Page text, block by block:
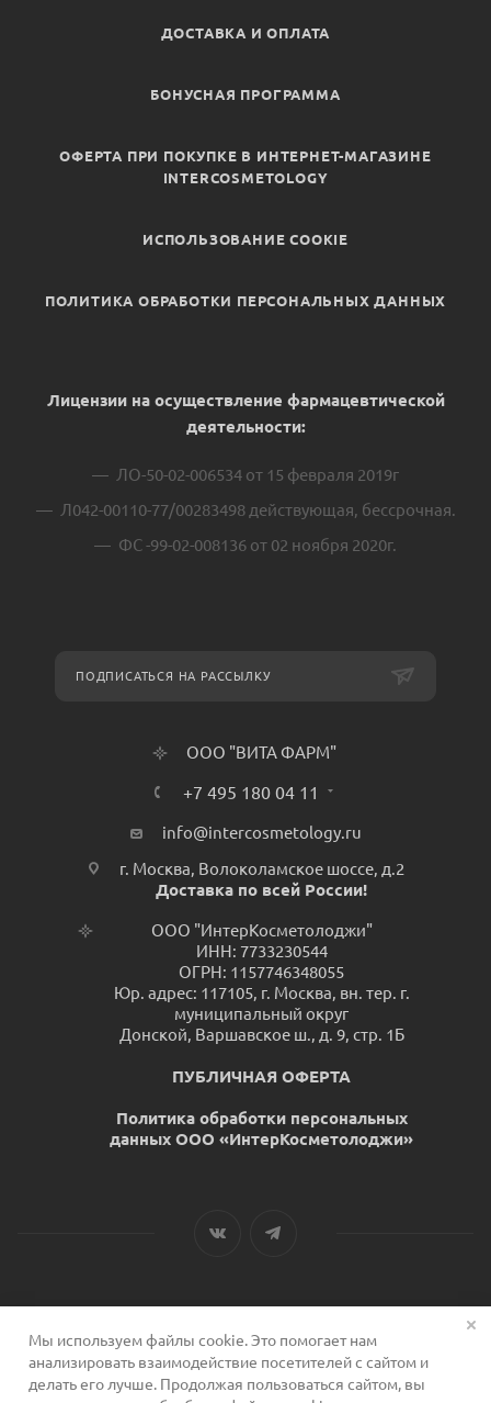
ДОСТАВКА И ОПЛАТА
БОНУСНАЯ ПРОГРАММА
ОФЕРТА ПРИ ПОКУПКЕ В ИНТЕРНЕТ-МАГАЗИНЕ
INTERCOSMETOLOGY
ИСПОЛЬЗОВАНИЕ COOKIE
ПОЛИТИКА ОБРАБОТКИ ПЕРСОНАЛЬНЫХ ДАННЫХ
Лицензии на осуществление фармацевтической
деятельности:
ЛО-50-02-006534 от 15 февраля 2019г
Л042-00110-77/00283498 действующая, бессрочная.
ФС -99-02-008136 от 02 ноября 2020г.
ПОДПИСАТЬСЯ НА РАССЫЛКУ
ООО "ВИТА ФАРМ"
+7 495 180 04 11
info@intercosmetology.ru
г. Москва, Волоколамское шоссе, д.2
Доставка по всей России!
ООО "ИнтерКосметолоджи"
ИНН: 7733230544
ОГРН: 1157746348055
Юр. адрес: 117105, г. Москва, вн. тер. г.
муниципальный округ
Донской, Варшавское ш., д. 9, стр. 1Б
ПУБЛИЧНАЯ ОФЕРТА
Политика обработки персональных
данных ООО «ИнтерКосметолоджи»
2026 © Сервис для косметологов
Мы используем файлы cookie. Это помогает нам
анализировать взаимодействие посетителей с сайтом и
делать его лучше. Продолжая пользоваться сайтом, вы